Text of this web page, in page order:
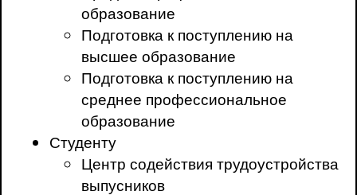
образование
Подготовка к поступлению на
высшее образование
Подготовка к поступлению на
среднее профессиональное
образование
Студенту
Центр содействия трудоустройства
выпусников